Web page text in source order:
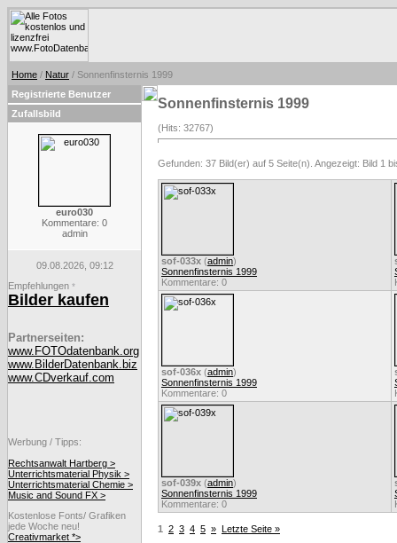
Home / Natur / Sonnenfinsternis 1999
Registrierte Benutzer
Zufallsbild
euro030
Kommentare: 0
admin
09.08.2026, 09:12
Empfehlungen *
Bilder kaufen
Partnerseiten:
www.FOTOdatenbank.org
www.BilderDatenbank.biz
www.CDverkauf.com
Werbung / Tipps:
Rechtsanwalt Hartberg >
Unterrichtsmaterial Physik >
Unterrichtsmaterial Chemie >
Music and Sound FX >
Kostenlose Fonts/ Grafiken
jede Woche neu!
Creativmarket *>
Sonnenfinsternis 1999
(Hits: 32767)
Gefunden: 37 Bild(er) auf 5 Seite(n). Angezeigt: Bild 1
sof-033x (admin)
Sonnenfinsternis 1999
Kommentare: 0
sof-036x (admin)
Sonnenfinsternis 1999
Kommentare: 0
sof-039x (admin)
Sonnenfinsternis 1999
Kommentare: 0
1 2 3 4 5 » Letzte Seite »